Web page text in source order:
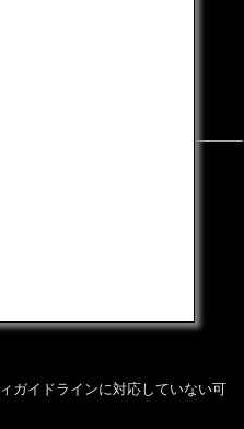
てください)
ガイドラインに対応していない可